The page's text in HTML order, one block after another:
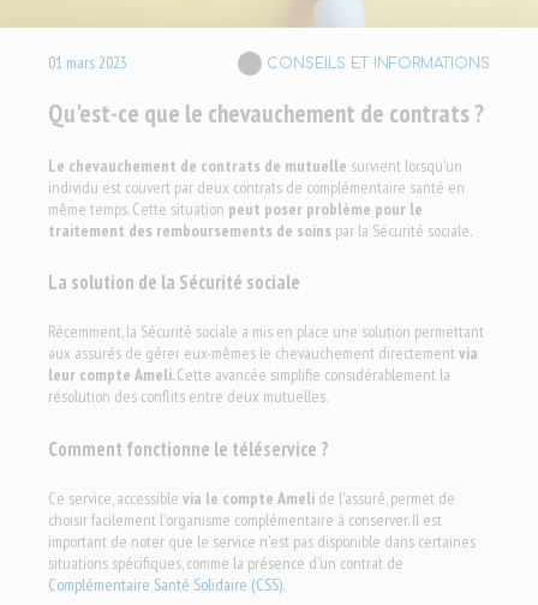
01 mars2023 CONSEILS ET INFORMATIONS
Qu'est-ce que le chevauchement de contrats ?
Le chevauchement de contrats de mutuelle survient lorsqu'un
individu est couvert par deux contrats de complémentaire santé en
même temps. Cette situation peut poser problème pour le
traitement des remboursements de soins par la Sécurité sociale.
La solution de la Sécurité sociale
Récemment, la Sécurité sociale a mis en place une solution permettant
aux assurés de gérer eux-mêmes le chevauchement directementvia
leur compte Ameli. Cette avancée simplifie considérablement la
résolution des conflits entre deux mutuelles.
Comment fonctionne le téléservice ?
Ce service, accessible via le compte Ameli de l'assuré, permet de
choisir facilement l'organisme complémentaire à conserver. Il est
important de noter que le service n'est pas disponible dans certaines
situations spécifiques, comme la présence d'un contrat de
Complémentaire Santé Solidaire (CSS).